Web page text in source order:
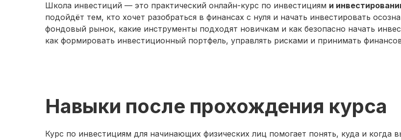
Школа инвестиций — это практический онлайн-курс по инвестициям и
подойдёт тем, кто хочет разобраться в финансах с нуля и начать инвестировать
фондовый рынок, какие инструменты подходят новичкам и как безопасно начать
как формировать инвестиционный портфель, управлять рисками и принимать
Навыки после прохождения курса
Курс по инвестициям для начинающих физических лиц помогает понять, куда и когда